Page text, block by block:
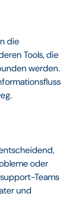
die
Tools, die
werden.
oder
Teams
und